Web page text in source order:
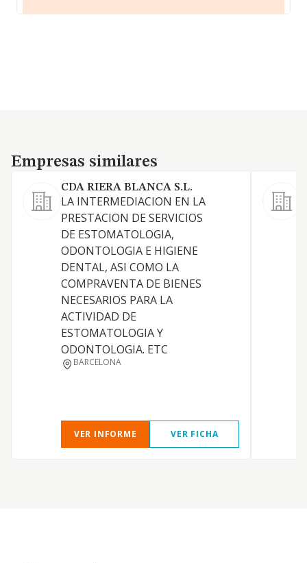
Empresas similares
Empresas similares
CDA RIERA BLANCA S.L.
LA INTERMEDIACION EN LA
PRESTACION DE SERVICIOS
DE ESTOMATOLOGIA,
ODONTOLOGIA E HIGIENE
DENTAL, ASI COMO LA
COMPRAVENTA DE BIENES
NECESARIOS PARA LA
ACTIVIDAD DE
ESTOMATOLOGIA Y
ODONTOLOGIA. ETC
BARCELONA
VER INFORME VER FICHA